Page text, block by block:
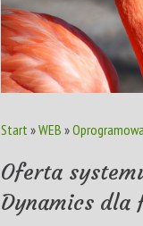
Start »WEB »
Oferta
Dynamics dla